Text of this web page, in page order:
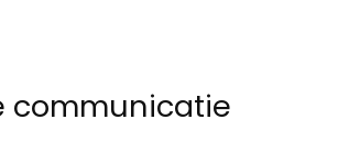
communicatie